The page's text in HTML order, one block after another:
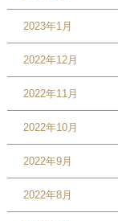
2023年1月
2022年12月
2022年11月
2022年10月
2022年9月
2022年8月